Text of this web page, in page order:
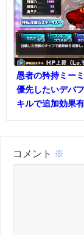
愚者の矜持ミー
優先したいデバ
キルで追加効果有
コメント ※